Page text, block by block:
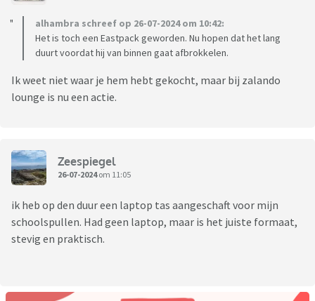
alhambra schreef op 26-07-2024 om 10:42:
Het is toch een Eastpack geworden. Nu hopen dat het lang
duurt voordat hij van binnen gaat afbrokkelen.
Ik weet niet waar je hem hebt gekocht, maar bij zalando
lounge is nu een actie.
Zeespiegel
26-07-2024om 11:05
ik heb op den duur een laptop tas aangeschaft voor mijn
schoolspullen. Had geen laptop, maar is het juiste formaat,
stevig en praktisch.